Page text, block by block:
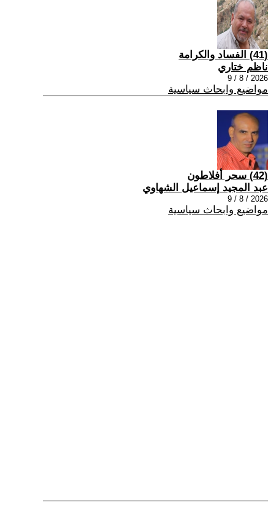
(41) الفساد والكرامة
ناظم ختاري
2026 / 8 / 9
مواضيع وابحاث سياسية
(42) سحر أفلاطون
عبد المجيد إسماعيل الشهاوي
2026 / 8 / 9
مواضيع وابحاث سياسية